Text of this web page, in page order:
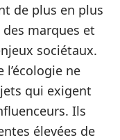
de plus en plus
marques et
sociétaux.
l’écologie ne
qui exigent
Ils
élevées de